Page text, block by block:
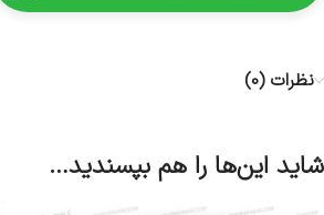
نظرات (0)
شاید این‌ها را هم بپسندید…